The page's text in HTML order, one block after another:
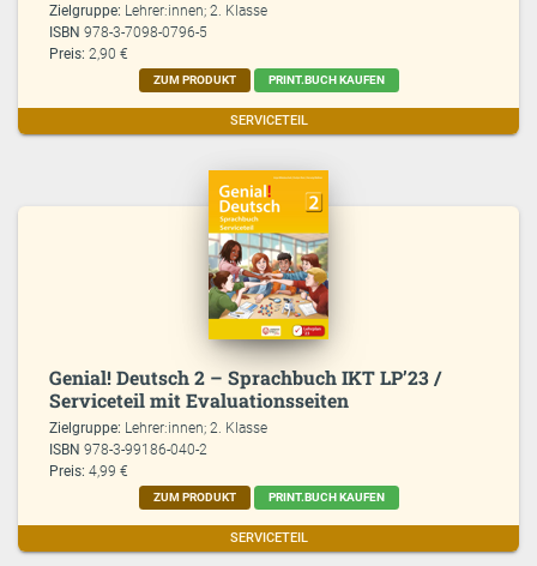
Zielgruppe: Lehrer:innen; 2. Klasse
ISBN978-3-7098-0796-5
Preis: 2,90 €
ZUM PRODUKT PRINT.BUCH KAUFEN
SERVICETEIL
Genial! Deutsch 2 – Sprachbuch IKT LP’23 /
Serviceteil mit Evaluationsseiten
Zielgruppe: Lehrer:innen; 2. Klasse
ISBN978-3-99186-040-2
Preis: 4,99 €
ZUM PRODUKT PRINT.BUCH KAUFEN
SERVICETEIL